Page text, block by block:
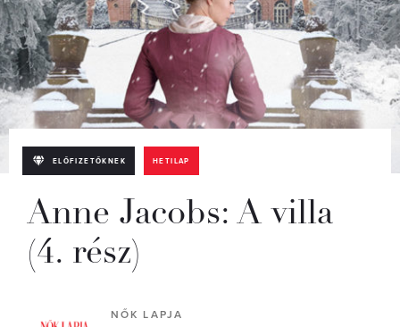
ELŐFIZETŐKNEK HETILAP
Anne Jacobs: A villa
(4. rész)
NŐK LAPJA